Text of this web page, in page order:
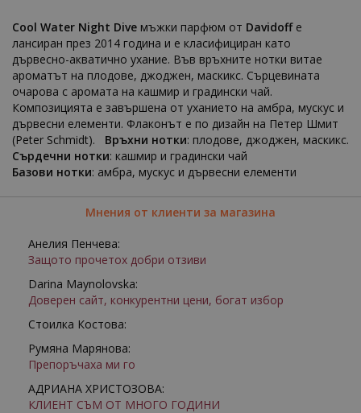
Cool Water Night Dive мъжки парфюм от Davidoffе
лансиран през 2014 година и е класифициран като
дървесно-акватично ухание. Във връхните нотки витае
ароматът на плодове, джоджен, маскикс. Сърцевината
очарова с аромата на кашмир и градински чай.
Композицията е завършена от уханието на амбра, мускус и
дървесни елементи. Флаконът е по дизайн на Петер Шмит
(Peter Schmidt). Връхни нотки: плодове, джоджен, маскикс.
Сърдечни нотки: кашмир и градински чай
Базови нотки: амбра, мускус и дървесни елементи
Мнения от клиенти за магазина
Анелия Пенчева:
Защото прочетох добри отзиви
Darina Maynolovska:
Доверен сайт, конкурентни цени, богат избор
Стоилка Костова:
Румяна Марянова:
Препоръчаха ми го
АДРИАНА ХРИСТОЗОВА:
КЛИЕНТ СЪМ ОТ МНОГО ГОДИНИ